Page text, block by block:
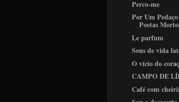
Perco-me
Por Um
Poetas
Le parfum
Sons de vida
O vício do
CAMPO DE
Café com